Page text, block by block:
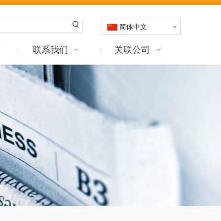
简体中文
联系我们 关联公司